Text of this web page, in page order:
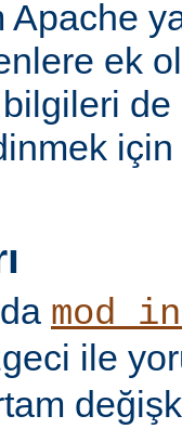
ek
için
ile